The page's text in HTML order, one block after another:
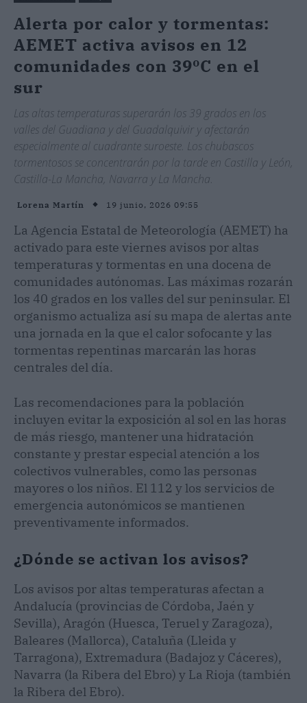
Alerta por calor y tormentas:
AEMET activa avisos en 12
comunidades con 39ºC en el
sur
Las altas temperaturas superarán los 39 grados en los
valles del Guadiana y del Guadalquivir y afectarán
especialmente al cuadrante suroeste. Los chubascos
tormentosos se concentrarán por la tarde en Castilla y León,
Castilla-La Mancha, Navarra y La Mancha.
Lorena Martín 19 junio, 2026 09:55
La Agencia Estatal de Meteorología (AEMET) ha
activado para este viernes avisos por altas
temperaturas y tormentas en una docena de
comunidades autónomas. Las máximas rozarán
los 40 grados en los valles del sur peninsular. El
organismo actualiza así su mapa de alertas ante
una jornada en la que el calor sofocante y las
tormentas repentinas marcarán las horas
centrales del día.
Las recomendaciones para la población
incluyen evitar la exposición al sol en las horas
de más riesgo, mantener una hidratación
constante y prestar especial atención a los
colectivos vulnerables, como las personas
mayores o los niños. El 112 y los servicios de
emergencia autonómicos se mantienen
preventivamente informados.
¿Dónde se activan los avisos?
Los avisos por altas temperaturas afectan a
Andalucía (provincias de Córdoba, Jaén y
Sevilla), Aragón (Huesca, Teruel y Zaragoza),
Baleares (Mallorca), Cataluña (Lleida y
Tarragona), Extremadura (Badajoz y Cáceres),
Navarra (la Ribera del Ebro) y La Rioja (también
la Ribera del Ebro).